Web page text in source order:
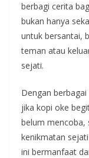
berbagi cerita
bukan hanya
untuk bersantai,
teman atau
sejati.
Dengan
jika kopi oke
belum mencoba,
kenikmatan
ini bermanfaat